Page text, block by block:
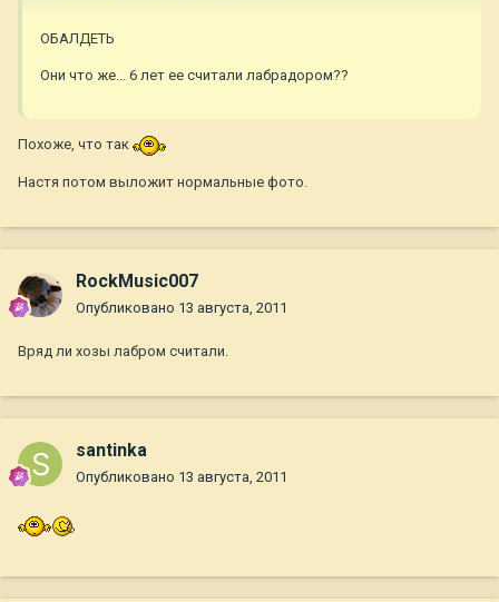
ОБАЛДЕТЬ
Они что же... 6 лет ее считали лабрадором??
Похоже, что так
Настя потом выложит нормальные фото.
RockMusic007
Опубликовано 13 августа, 2011
Вряд ли хозы лабром считали.
santinka
Опубликовано 13 августа, 2011